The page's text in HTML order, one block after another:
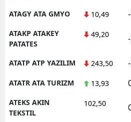
ATAGY ATA GMYO 10,49
ATAKP ATAKEY
PATATES
49,20
ATATP ATP YAZILIM 243,50
ATATR ATA TURIZM 13,93
ATEKS AKIN
TEKSTIL
102,50